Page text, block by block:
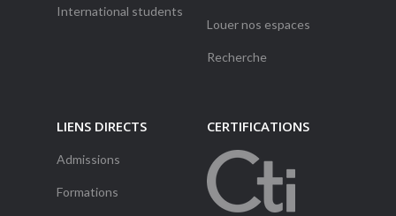
International students
Louer nos espaces
Recherche
LIENS DIRECTS
Admissions
Formations
CERTIFICATIONS